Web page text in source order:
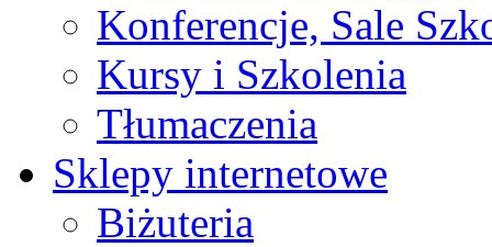
Konferencje, Sale
Kursy i Szkolenia
Tłumaczenia
Sklepy internetowe
Biżuteria